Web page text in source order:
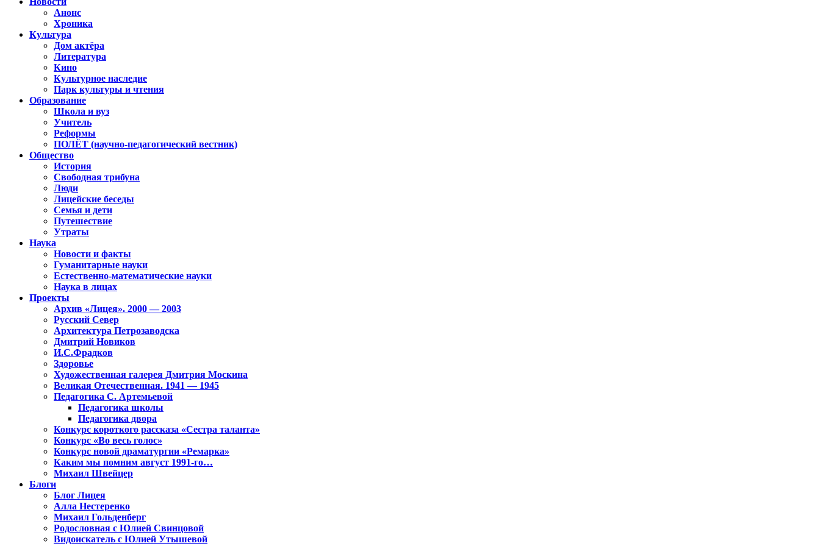
Анонс
Хроника
Культура
Дом актёра
Литература
Кино
Культурное наследие
Парк культуры и чтения
Образование
Школа и вуз
Учитель
Реформы
ПОЛЁТ (научно-педагогический вестник)
Общество
История
Свободная трибуна
Люди
Лицейские беседы
Семья и дети
Путешествие
Утраты
Наука
Новости и факты
Гуманитарные науки
Естественно-математические науки
Наука в лицах
Проекты
Архив «Лицея». 2000 — 2003
Русский Север
Архитектура Петрозаводска
Дмитрий Новиков
И.С.Фрадков
Здоровье
Художественная галерея Дмитрия Москина
Великая Отечественная. 1941 — 1945
Педагогика С. Артемьевой
Педагогика школы
Педагогика двора
Конкурс короткого рассказа «Сестра таланта»
Конкурс «Во весь голос»
Конкурс новой драматургии «Ремарка»
Каким мы помним август 1991-го…
Михаил Швейцер
Блоги
Блог Лицея
Алла Нестеренко
Михаил Гольденберг
Родословная с Юлией Свинцовой
Видоискатель с Юлией Утышевой